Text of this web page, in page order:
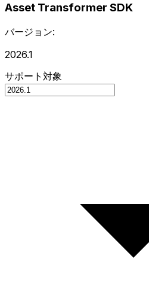
Asset Transformer SDK
バージョン:
2026.1
サポート対象